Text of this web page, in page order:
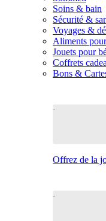
Soins & bain
Sécurité &
Voyages &
Aliments
Jouets pour
Coffrets
Bons &
Offrez de la